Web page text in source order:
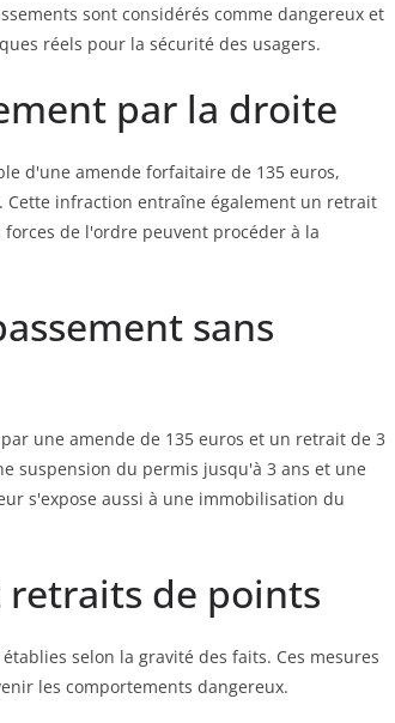
sont considérés comme dangereux et
réels pour la sécurité des usagers.
par la droite
d'une amende forfaitaire de 135 euros,
Cette infraction entraîne également un retrait
de l'ordre peuvent procéder à la
sans
une amende de 135 euros et un retrait de 3
suspension du permis jusqu'à 3 ans et une
s'expose aussi à une immobilisation du
retraits de points
selon la gravité des faits. Ces mesures
les comportements dangereux.